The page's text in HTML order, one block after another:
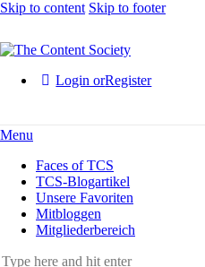
Skip to content Skip to footer
Login orRegister
Menu
Faces of TCS
TCS-Blogartikel
Unsere Favoriten
Mitbloggen
Mitgliederbereich